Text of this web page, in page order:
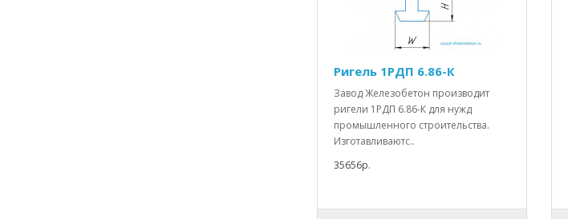
Ригель 1РДП 6.86-К
Завод Железобетон производит
ригели 1РДП 6.86-К для нужд
промышленного строительства.
Изготавливаютс..
35656р.